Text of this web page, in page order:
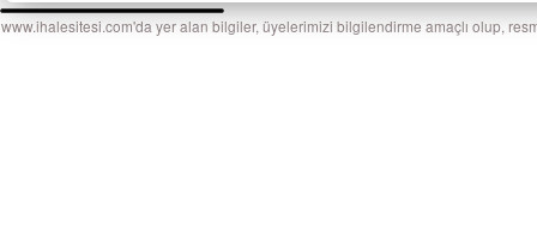
www.ihalesitesi.com'da yer alan bilgiler, üyelerimizi bilgilendirme amaçlı olup,